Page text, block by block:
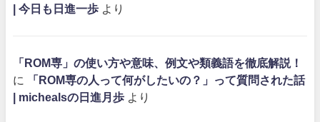
| 今日も日進一歩 より
「ROM専」の使い方や意味、例文や類義語を徹底解説！
に
「ROM専の人って何がしたいの？」って質問された話
| michealsの日進月歩 より